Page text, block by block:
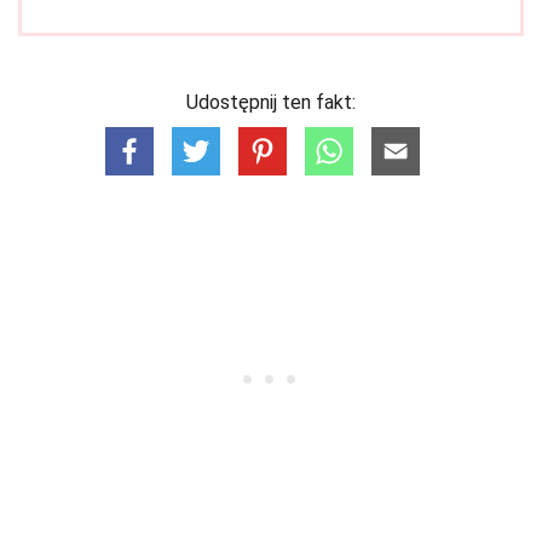
Udostępnij ten fakt: